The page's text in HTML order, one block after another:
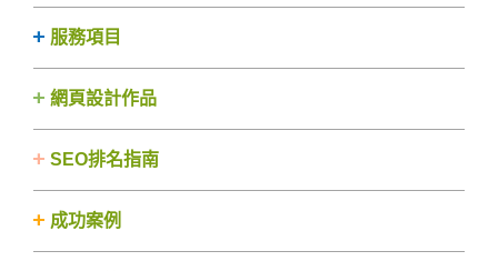
服務項目
網頁設計作品
SEO排名指南
成功案例